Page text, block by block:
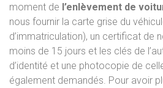
moment de l’enlèvement de
nous fournir la carte grise du
d’immatriculation), un certificat de
moins de 15 jours et les clés de
d’identité et une photocopie de
également demandés. Pour avoir